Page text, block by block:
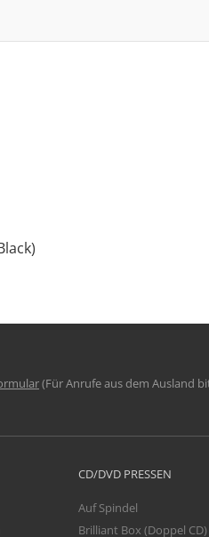
(Für Anrufe aus dem Ausland
CD/DVD PRESSEN
Auf Spindel
Brilliant Box (Doppel CD)